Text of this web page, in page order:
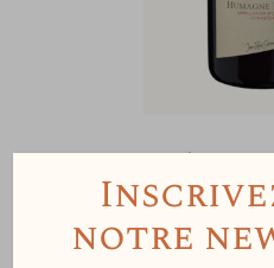
Domaine Jean-
Humagne
22.00
notre